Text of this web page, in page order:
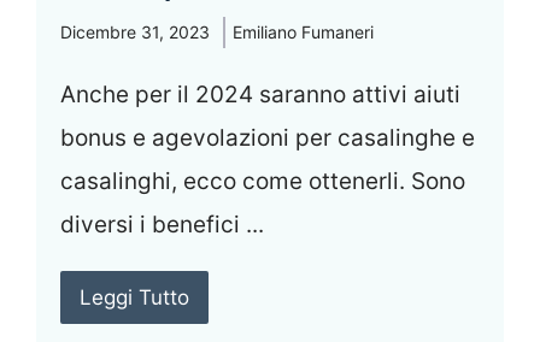
Dicembre 31, 2023 Emiliano Fumaneri
Anche per il 2024 saranno attivi aiuti
bonus e agevolazioni per casalinghe e
casalinghi, ecco come ottenerli. Sono
diversi i benefici ...
Leggi Tutto